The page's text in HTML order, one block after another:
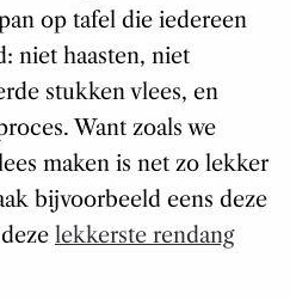
op tafel die iedereen
niet haasten, niet
stukken vlees, en
Want zoals we
maken is net zo lekker
bijvoorbeeld eens deze
lekkerste rendang